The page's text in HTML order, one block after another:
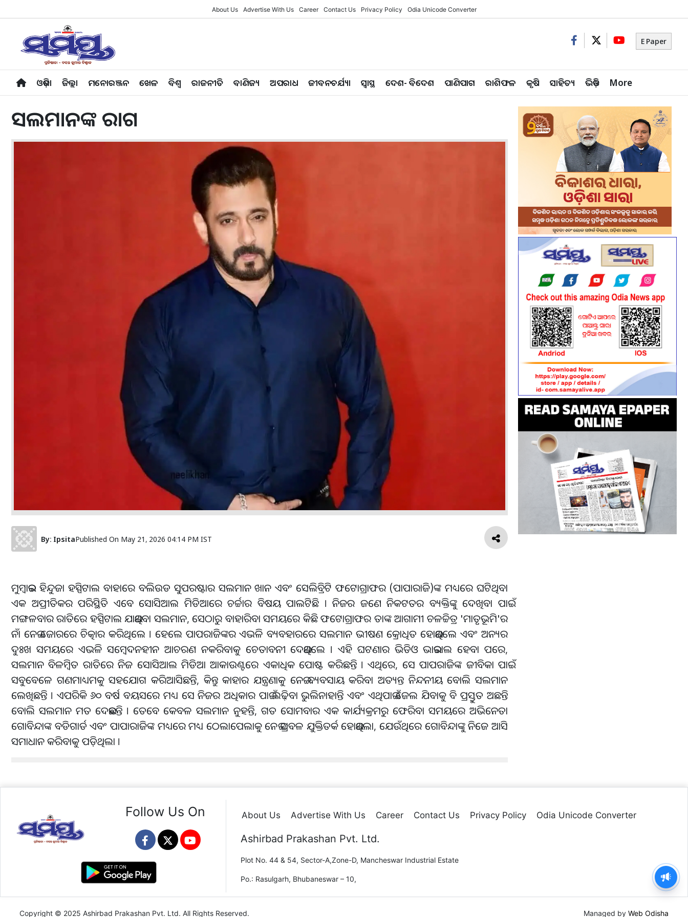
About Us Advertise With Us Career Contact Us Privacy Policy Odia Unicode Converter
E Paper
ଓଡ଼ିଶା ଜିଲ୍ଲା ମନୋରଞ୍ଜନ ଖେଳ ବିଶ୍ବ ରାଜନୀତି ବାଣିଜ୍ୟ ଅପରାଧ ଜୀବନଚର୍ଯ୍ୟା ସ୍ୱାସ୍ଥ ଦେଶ- ବିଦେଶ ପାଣିପାଗ ରାଶିଫଳ କୃଷି ସାହିତ୍ୟ ଭିଡ଼ିଓ More
ସଲମାନଙ୍କ ରାଗ
By: IpsitaPublished On May 21, 2026 04:14 PM IST
ମୁମ୍ବାଇର ହିନ୍ଦୁଜା ହସ୍ପିଟାଲ ବାହାରେ ବଲିଉଡ ସୁପରଷ୍ଟାର ସଲମାନ ଖାନ ଏବଂ ସେଲିବ୍ରିଟି ଫଟୋଗ୍ରାଫର (ପାପାରାଜି)ଙ୍କ ମଧ୍ୟରେ ଘଟିଥିବା
ଏକ ଅପ୍ରୀତିକର ପରିସ୍ଥିତି ଏବେ ସୋସିଆଲ ମିଡିଆରେ ଚର୍ଚ୍ଚାର ବିଷୟ ପାଲଟିଛି । ନିଜର ଜଣେ ନିକଟତର ବ୍ୟକ୍ତିଙ୍କୁ ଦେଖିବା ପାଇଁ
ମଙ୍ଗଳବାର ରାତିରେ ହସ୍ପିଟାଲ ଯାଇଥିବା ସଲମାନ, ସେଠାରୁ ବାହାରିବା ସମୟରେ କିଛି ଫଟୋଗ୍ରାଫର ତାଙ୍କ ଆଗାମୀ ଚଳଚ୍ଚିତ୍ର 'ମାତୃଭୂମି'ର
ନାଁ ନେଇ ଜୋରରେ ଚିତ୍କାର କରିଥିଲେ । ହେଲେ ପାପରାଜିଙ୍କର ଏଭଳି ବ୍ୟବହାରରେ ସଲମାନ ଭୀଷଣ କ୍ରୋଧିତ ହୋଇଥିଲେ ଏବଂ ଅନ୍ୟର
ଦୁଃଖ ସମୟରେ ଏଭଳି ସମ୍ବେଦନହୀନ ଆଚରଣ ନକରିବାକୁ ଚେତାବନୀ ଦେଇଥିଲେ । ଏହି ଘଟଣାର ଭିଡିଓ ଭାଇରାଲ ହେବା ପରେ,
ସଲମାନ ବିଳମ୍ବିତ ରାତିରେ ନିଜ ସୋସିଆଲ ମିଡିଆ ଆକାଉଣ୍ଟରେ ଏକାଧିକ ପୋଷ୍ଟ କରିଛନ୍ତି । ଏଥିରେ, ସେ ପାପରାଜିଙ୍କ ଜୀବିକା ପାଇଁ
ସବୁବେଳେ ଗଣମାଧ୍ୟମକୁ ସହଯୋଗ କରିଆସିଛନ୍ତି, କିନ୍ତୁ କାହାର ଯନ୍ତ୍ରଣାକୁ ନେଇ ବ୍ୟବସାୟ କରିବା ଅତ୍ୟନ୍ତ ନିନ୍ଦନୀୟ ବୋଲି ସଲମାନ
ଲେଖିଛନ୍ତି । ଏପରିକି ୬୦ ବର୍ଷ ବୟସରେ ମଧ୍ୟ ସେ ନିଜର ଅଧିକାର ପାଇଁ ଲଢ଼ିବା ଭୁଲିନାହାନ୍ତି ଏବଂ ଏଥିପାଇଁ ଜେଲ ଯିବାକୁ ବି ପ୍ରସ୍ତୁତ ଅଛନ୍ତି
ବୋଲି ସଲମାନ ମତ ଦେଇଛନ୍ତି । ତେବେ କେବଳ ସଲମାନ ନୁହନ୍ତି, ଗତ ସୋମବାର ଏକ କାର୍ଯ୍ୟକ୍ରମରୁ ଫେରିବା ସମୟରେ ଅଭିନେତା
ଗୋବିନ୍ଦାଙ୍କ ବଡିଗାର୍ଡ ଏବଂ ପାପାରାଜିଙ୍କ ମଧ୍ୟରେ ମଧ୍ୟ ଠେଲାପେଲାକୁ ନେଇ ପ୍ରବଳ ଯୁକ୍ତିତର୍କ ହୋଇଥିଲା, ଯେଉଁଥିରେ ଗୋବିନ୍ଦାଙ୍କୁ ନିଜେ ଆସି
ସମାଧାନ କରିବାକୁ ପଡ଼ିଥିଲା ।
Follow Us On About Us Advertise With Us Career Contact Us Privacy Policy Odia Unicode Converter
Ashirbad Prakashan Pvt. Ltd.
Plot No. 44 & 54, Sector-A,Zone-D, Mancheswar Industrial Estate
Po.: Rasulgarh, Bhubaneswar – 10,
Copyright © 2025 Ashirbad Prakashan Pvt. Ltd. All Rights Reserved. Managed by Web Odisha